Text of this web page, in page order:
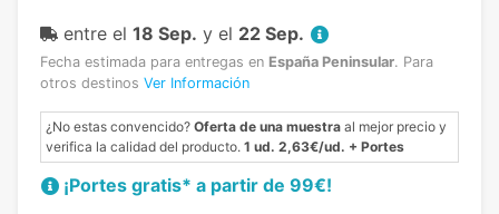
entre el 18 Sep. y el 22 Sep.
Fecha estimada para entregas en España Peninsular. Para
otros destinos Ver Información
¿No estas convencido? Oferta de una muestra al mejor precio y
verifica la calidad del producto. 1 ud. 2,63€/ud. + Portes
¡Portes gratis* a partir de 99€!